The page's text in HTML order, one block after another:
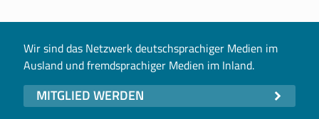
Wir sind das Netzwerk deutschsprachiger Medien im
Ausland und fremdsprachiger Medien im Inland.
MITGLIED WERDEN